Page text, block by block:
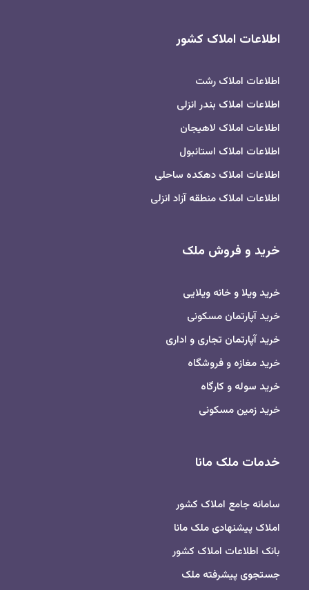
اطلاعات املاک کشور
اطلاعات املاک رشت
اطلاعات املاک بندر انزلی
اطلاعات املاک لاهیجان
اطلاعات املاک استانبول
اطلاعات املاک دهکده ساحلی
اطلاعات املاک منطقه آزاد انزلی
خرید و فروش ملک
خرید ویلا و خانه ویلایی
خرید آپارتمان مسکونی
خرید آپارتمان تجاری و اداری
خرید مغازه و فروشگاه
خرید سوله و کارگاه
خرید زمین مسکونی
خدمات ملک مانا
سامانه جامع املاک کشور
املاک پیشنهادی ملک مانا
بانک اطلاعات املاک کشور
جستجوی پیشرفته ملک